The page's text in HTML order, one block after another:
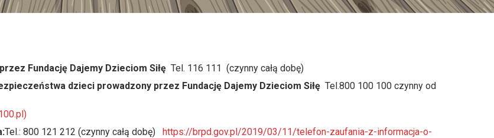
Fundację Dajemy Dzieciom Siłę Tel. 116 111 (czynny całą dobę)
dzieci prowadzony przez Fundację Dajemy Dzieciom Siłę Tel.800 100 100 czynny od
Tel.: 800 121 212 (czynny całą dobę) https://brpd.gov.pl/2019/03/11/telefon-zaufania-z-informacja-o-